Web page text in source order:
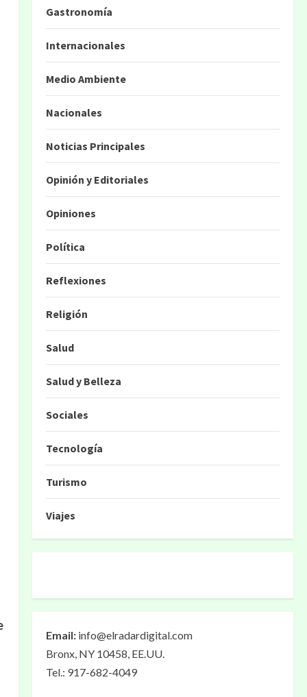
Gastronomía
Internacionales
Medio Ambiente
Nacionales
Noticias Principales
Opinión y Editoriales
Opiniones
Política
Reflexiones
Religión
Salud
Salud y Belleza
Sociales
Tecnología
Turismo
Viajes
Email: info@elradardigital.com
Bronx, NY 10458, EE.UU.
Tel.: 917-682-4049